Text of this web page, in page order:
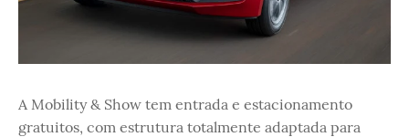
A Mobility & Show tem entrada e estacionamento
gratuitos, com estrutura totalmente adaptada para